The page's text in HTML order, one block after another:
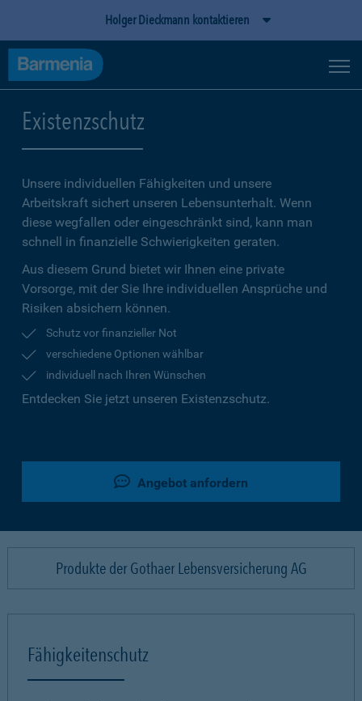
Holger Dieckmann kontaktieren
Existenzschutz
Unsere individuellen Fähigkeiten und unsere
Arbeitskraft sichert unseren Lebensunterhalt. Wenn
diese wegfallen oder eingeschränkt sind, kann man
schnell in finanzielle Schwierigkeiten geraten.
Aus diesem Grund bietet wir Ihnen eine private
Vorsorge, mit der Sie Ihre individuellen Ansprüche und
Risiken absichern können.
Schutz vor finanzieller Not
verschiedene Optionen wählbar
individuell nach Ihren Wünschen
Entdecken Sie jetzt unseren Existenzschutz.
Angebot anfordern
Produkte der Gothaer Lebensversicherung AG
Fähigkeitenschutz